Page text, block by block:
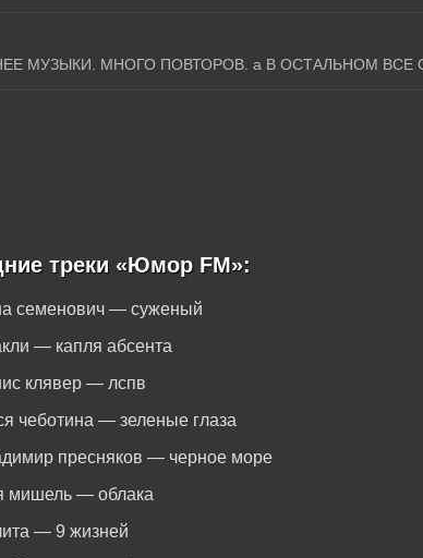
МУЗЫКИ. МНОГО ПОВТОРОВ. а В ОСТАЛЬНОМ ВСЕ
треки «Юмор FM»:
семенович — суженый
— капля абсента
клявер — лспв
чеботина — зеленые глаза
пресняков — черное море
мишель — облака
— 9 жизней